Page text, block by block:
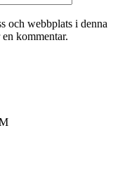
och webbplats i denna
kommentar.